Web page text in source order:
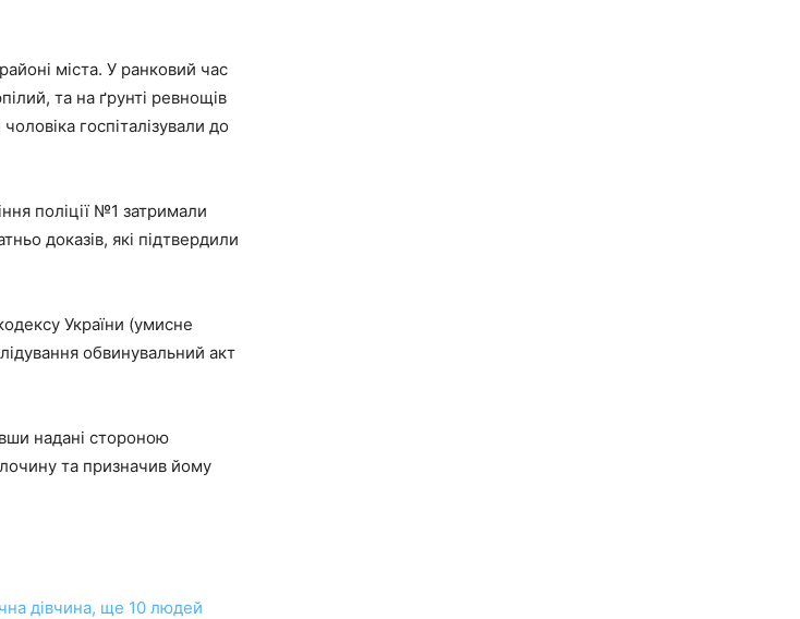
міста. У ранковий час
та на ґрунті ревнощів
госпіталізували до
поліції №1 затримали
доказів, які підтвердили
України (умисне
обвинувальний акт
надані стороною
та призначив йому
дівчина, ще 10 людей